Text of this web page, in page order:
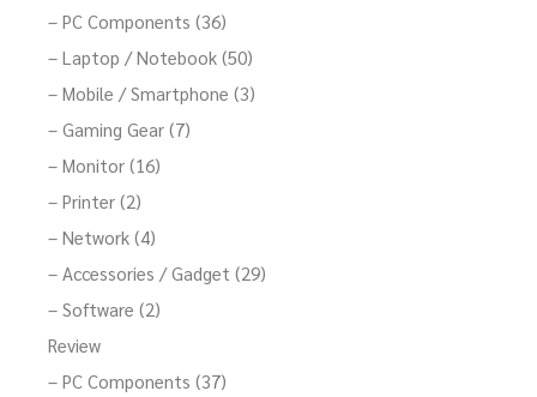
– PC Components (36)
– Laptop / Notebook (50)
– Mobile / Smartphone (3)
– Gaming Gear (7)
– Monitor (16)
– Printer (2)
– Network (4)
– Accessories / Gadget (29)
– Software (2)
Review
– PC Components (37)